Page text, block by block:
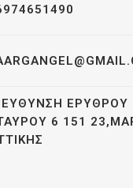
ΕΡΥΘΡΟΎ
6 151